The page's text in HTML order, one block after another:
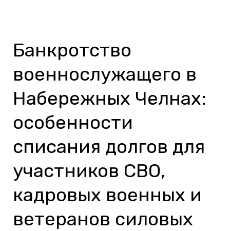
Банкротство
военнослужащего в
Набережных Челнах:
особенности
списания долгов для
участников СВО,
кадровых военных и
ветеранов силовых
Банкротство
военнослужащего
в
Набережных
Челнах:
особенности
долгов
для
участников
СВО,
кадровых